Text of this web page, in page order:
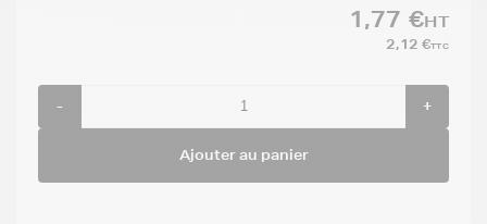
1,77 €HT
2,12 €TTC
- +
Ajouter au panier